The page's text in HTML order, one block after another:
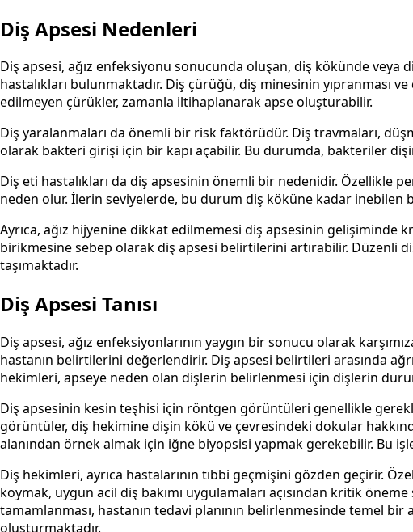
Diş Apsesi Nedenleri
Diş apsesi, ağız enfeksiyonu sonucunda oluşan, diş kökünde
hastalıkları bulunmaktadır. Diş çürüğü, diş minesinin yıpranması
edilmeyen çürükler, zamanla iltihaplanarak apse oluşturabilir.
Diş yaralanmaları da önemli bir risk faktörüdür. Diş travmaları,
olarak bakteri girişi için bir kapı açabilir. Bu durumda, bakteriler
Diş eti hastalıkları da diş apsesinin önemli bir nedenidir. Özellikle
neden olur. İlerin seviyelerde, bu durum diş köküne kadar inebilen
Ayrıca, ağız hijyenine dikkat edilmemesi diş apsesinin gelişiminde
birikmesine sebep olarak diş apsesi belirtilerini artırabilir. Düzenli
taşımaktadır.
Diş Apsesi Tanısı
Diş apsesi, ağız enfeksiyonlarının yaygın bir sonucu olarak
hastanın belirtilerini değerlendirir. Diş apsesi belirtileri arasında
hekimleri, apseye neden olan dişlerin belirlenmesi için dişlerin
Diş apsesinin kesin teşhisi için röntgen görüntüleri genellikle
görüntüler, diş hekimine dişin kökü ve çevresindeki dokular
alanından örnek almak için iğne biyopsisi yapmak gerekebilir. Bu
Diş hekimleri, ayrıca hastalarının tıbbi geçmişini gözden geçirir.
koymak, uygun acil diş bakımı uygulamaları açısından kritik
tamamlanması, hastanın tedavi planının belirlenmesinde temel bir
oluşturmaktadır.